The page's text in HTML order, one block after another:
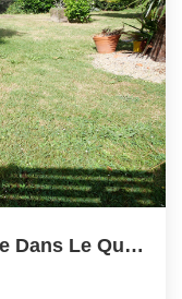
À VENDRE Maison Lumineuse Dans Le Quartier Recherché Du...